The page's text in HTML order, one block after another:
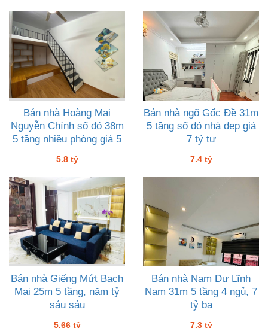
Bán nhà Hoàng Mai
Nguyễn Chính sổ đỏ 38m
5 tầng nhiều phòng giá 5
đẹp
5.8 tỷ
Bán nhà ngõ Gốc Đề 31m
5 tầng sổ đỏ nhà đẹp giá
7 tỷ tư
7.4 tỷ
Bán nhà Giếng Mứt Bạch
Mai 25m 5 tầng, năm tỷ
sáu sáu
5.66 tỷ
Bán nhà Nam Dư Lĩnh
Nam 31m 5 tầng 4 ngủ, 7
tỷ ba
7.3 tỷ